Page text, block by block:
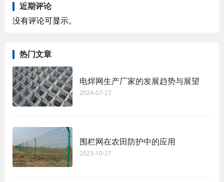
近期评论
没有评论可显示。
热门文章
电焊网生产厂家的发展趋势与展望
2024-07-27
围栏网在农田防护中的应用
2023-10-27